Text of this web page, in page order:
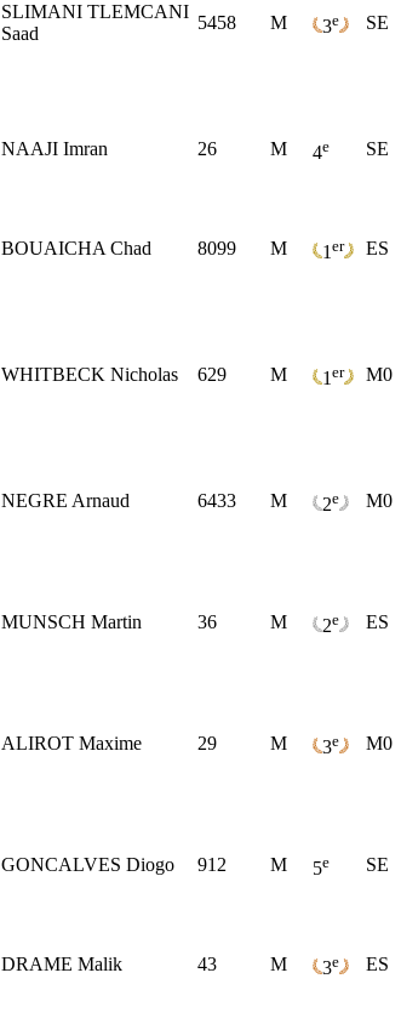
SLIMANI TLEMCANI
Saad
5458 M 3e SE
NAAJI Imran 26 M 4e SE
BOUAICHA Chad 8099 M 1 er ES
WHITBECK Nicholas 629 M 1 er M0
NEGRE Arnaud 6433 M 2e M0
MUNSCH Martin 36 M 2e ES
ALIROT Maxime 29 M 3e M0
GONCALVES Diogo 912 M 5e SE
DRAME Malik 43 M 3e ES